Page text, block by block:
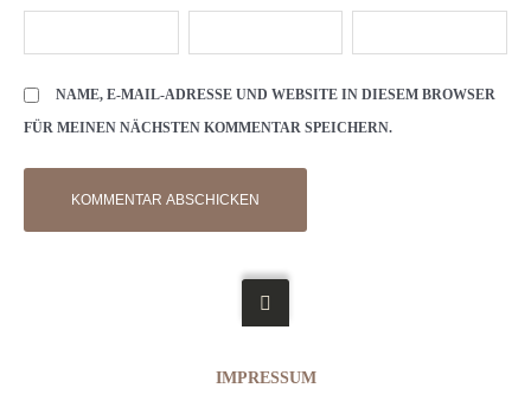
NAME, E-MAIL-ADRESSE UND WEBSITE IN DIESEM BROWSER
FÜR MEINEN NÄCHSTEN KOMMENTAR SPEICHERN.
IMPRESSUM